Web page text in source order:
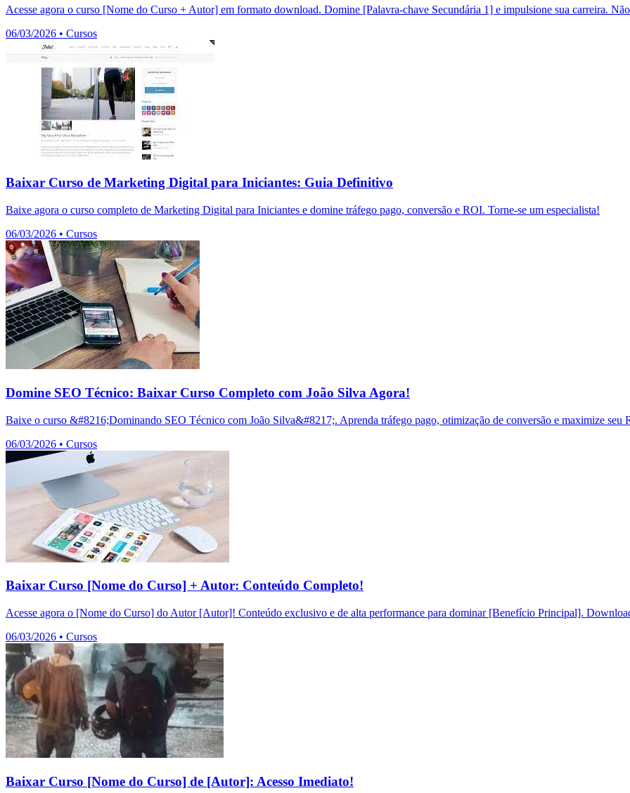
Acesse agora o curso [Nome do Curso + Autor] em formato download. Domine [Palavra-chave Secundária 1] e impulsione sua carreira.
06/03/2026 • Cursos
Baixar Curso de Marketing Digital para Iniciantes: Guia Definitivo
Baixe agora o curso completo de Marketing Digital para Iniciantes e domine tráfego pago, conversão e ROI. Torne-se um especialista!
06/03/2026 • Cursos
Domine SEO Técnico: Baixar Curso Completo com João Silva Agora!
Baixe o curso &#8216;Dominando SEO Técnico com João Silva&#8217;. Aprenda tráfego pago, otimização de conversão e maximize seu
06/03/2026 • Cursos
Baixar Curso [Nome do Curso] + Autor: Conteúdo Completo!
Acesse agora o [Nome do Curso] do Autor [Autor]! Conteúdo exclusivo e de alta performance para dominar [Benefício Principal].
06/03/2026 • Cursos
Baixar Curso [Nome do Curso] de [Autor]: Acesso Imediato!